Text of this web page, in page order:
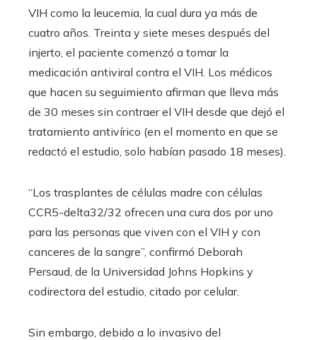
VIH como la leucemia, la cual dura ya más de
cuatro años. Treinta y siete meses después del
injerto, el paciente comenzó a tomar la
medicación antiviral contra el VIH. Los médicos
que hacen su seguimiento afirman que lleva más
de 30 meses sin contraer el VIH desde que dejó el
tratamiento antivírico (en el momento en que se
redactó el estudio, solo habían pasado 18 meses).
“Los trasplantes de células madre con células
CCR5-delta32/32 ofrecen una cura dos por uno
para las personas que viven con el VIH y con
canceres de la sangre”, confirmó Deborah
Persaud, de la Universidad Johns Hopkins y
codirectora del estudio, citado por celular.
Sin embargo, debido a lo invasivo del